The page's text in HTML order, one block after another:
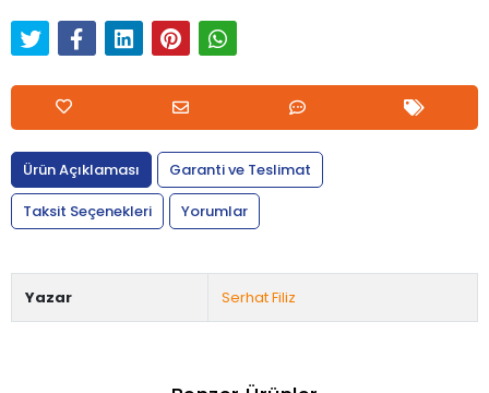
Ürün Açıklaması
Garanti ve Teslimat
Taksit Seçenekleri
Yorumlar
Yazar Serhat Filiz